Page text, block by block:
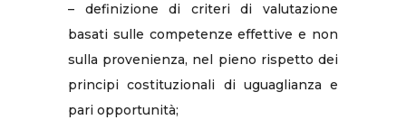
– definizione di criteri di valutazione
basati sulle competenze effettive e non
sulla provenienza, nel pieno rispetto dei
principi costituzionali di uguaglianza e
pari opportunità;